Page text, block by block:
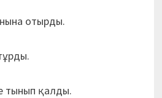
отырды.
тынып қалды.